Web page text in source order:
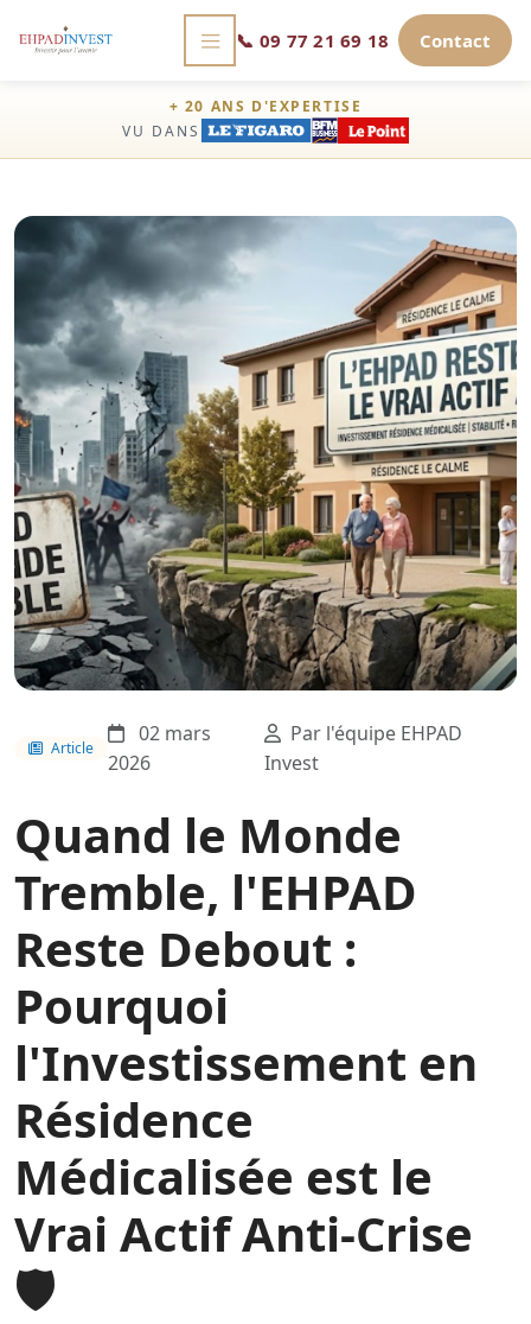
📞 09 77 21 69 18 Contact
+ 20 ANS D'EXPERTISE
VU DANS
Article
02 mars
2026
Par l'équipe EHPAD
Invest
Quand le Monde
Tremble, l'EHPAD
Reste Debout :
Pourquoi
l'Investissement en
Résidence
Médicalisée est le
Vrai Actif Anti-Crise
🛡️